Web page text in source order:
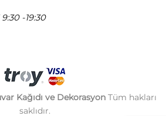
9:30 -19:30
Kağıdı ve DekorasyonTüm hakları
saklıdır.